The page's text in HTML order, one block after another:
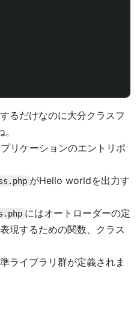
るだけなのに大分クラスフ
リケーションのエントリポ
がHello worldを出力す
にはオートローダーの定
現するための関数、クラス
ライブラリ群が定義されま